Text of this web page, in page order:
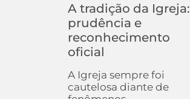
A tradição da Igreja:
prudência e
reconhecimento
oficial
A Igreja sempre foi
cautelosa diante de